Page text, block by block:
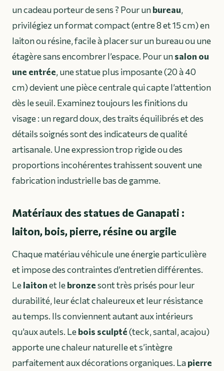
un cadeau porteur de sens ? Pour unbureau,
privilégiez un format compact (entre 8 et 15 cm) en
laiton ou résine, facile à placer sur un bureau ou une
étagère sans encombrer l’espace. Pour unsalon ou
une entrée, une statue plus imposante (20 à 40
cm) devient une pièce centrale qui capte l’attention
dès le seuil. Examinez toujours les finitions du
visage : un regard doux, des traits équilibrés et des
détails soignés sont des indicateurs de qualité
artisanale. Une expression trop rigide ou des
proportions incohérentes trahissent souvent une
fabrication industrielle bas de gamme.
Matériaux des statues de Ganapati :
laiton, bois, pierre, résine ou argile
Chaque matériau véhicule une énergie particulière
et impose des contraintes d’entretien différentes.
Lelaitonet lebronzesont très prisés pour leur
durabilité, leur éclat chaleureux et leur résistance
au temps. Ils conviennent autant aux intérieurs
qu’aux autels. Lebois sculpté(teck, santal, acajou)
apporte une chaleur naturelle et s’intègre
parfaitement aux décorations organiques. Lapierre